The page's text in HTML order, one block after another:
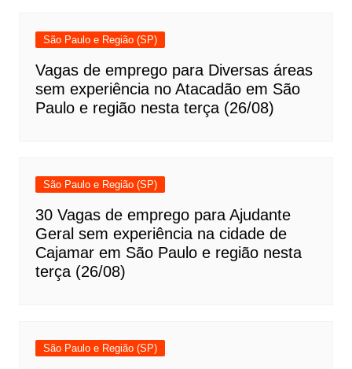
São Paulo e Região (SP)
Vagas de emprego para Diversas áreas
sem experiência no Atacadão em São
Paulo e região nesta terça (26/08)
São Paulo e Região (SP)
30 Vagas de emprego para Ajudante
Geral sem experiência na cidade de
Cajamar em São Paulo e região nesta
terça (26/08)
São Paulo e Região (SP)